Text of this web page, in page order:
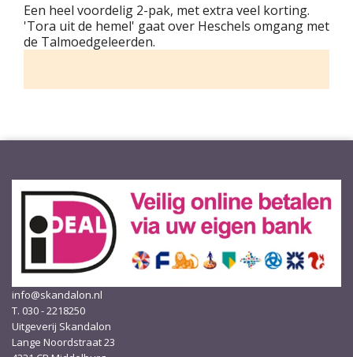
Een heel voordelig 2-pak, met extra veel korting.
'Tora uit de hemel' gaat over Heschels omgang met
de Talmoedgeleerden.
info@skandalon.nl
T. 030 - 2218250
Uitgeverij Skandalon
Lange Noordstraat 23